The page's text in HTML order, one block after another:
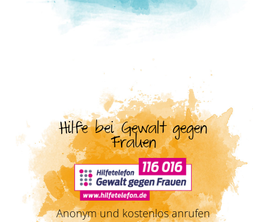
Hilfe bei Gewalt gegen
Frauen
Anonym und kostenlos anrufen